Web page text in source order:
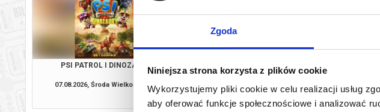
Zgoda
Niniejsza strona korzysta z plików cookie
Wykorzystujemy pliki cookie w celu realizacji usług
aby oferować funkcje społecznościowe i analizować
PSI PATROL I DINOZAURY
07.08.2026, Środa Wielkopolska
kup bilet
SPIDER-MAN: CAŁKIEM NOWY DZIEŃ
07.08.2026, Środa Wielkopolska
kup bilet